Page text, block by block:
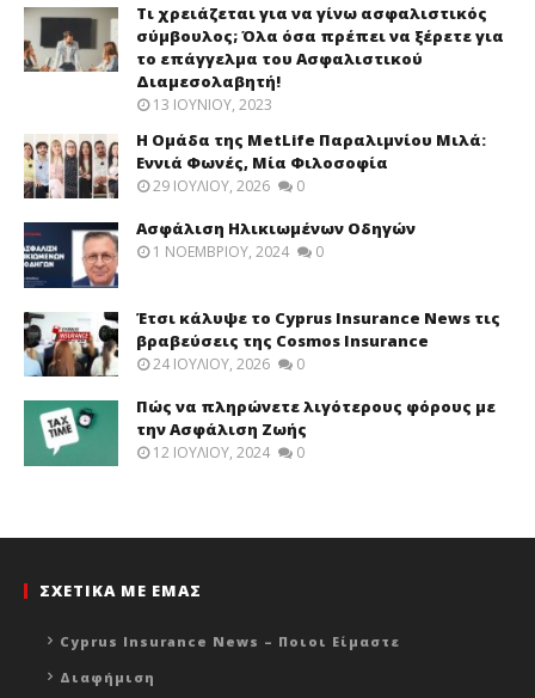
Τι χρειάζεται για να γίνω ασφαλιστικός
σύμβουλος; Όλα όσα πρέπει να ξέρετε για
το επάγγελμα του Ασφαλιστικού
Διαμεσολαβητή!
13 ΙΟΥΝΊΟΥ, 2023
Η Ομάδα της MetLife Παραλιμνίου Μιλά:
Εννιά Φωνές, Μία Φιλοσοφία
29 ΙΟΥΛΊΟΥ, 2026 0
Ασφάλιση Ηλικιωμένων Οδηγών
1 ΝΟΕΜΒΡΊΟΥ, 2024 0
Έτσι κάλυψε το Cyprus Insurance News τις
βραβεύσεις της Cosmos Insurance
24 ΙΟΥΛΊΟΥ, 2026 0
Πώς να πληρώνετε λιγότερους φόρους με
την Ασφάλιση Ζωής
12 ΙΟΥΛΊΟΥ, 2024 0
ΣΧΕΤΙΚΑ ΜΕ ΕΜΑΣ
Cyprus Insurance News – Ποιοι Είμαστε
Διαφήμιση